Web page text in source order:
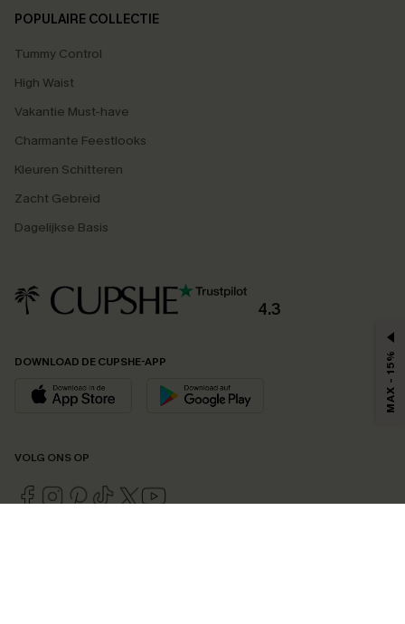
POPULAIRE COLLECTIE
Tummy Control
High Waist
Vakantie Must-have
Charmante Feestlooks
Kleuren Schitteren
Zacht Gebreid
Dagelijkse Basis
4.3
DOWNLOAD DE CUPSHE-APP
VOLG ONS OP
MAX - 15%